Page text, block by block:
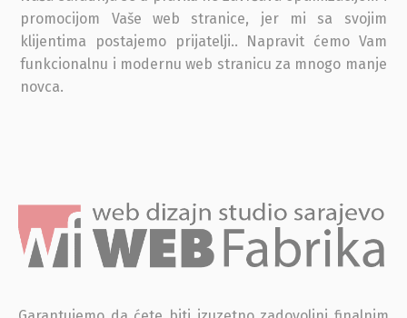
promocijom Vaše web stranice, jer mi sa svojim
klijentima postajemo prijatelji.. Napravit ćemo Vam
funkcionalnu i modernu web stranicu za mnogo manje
novca.